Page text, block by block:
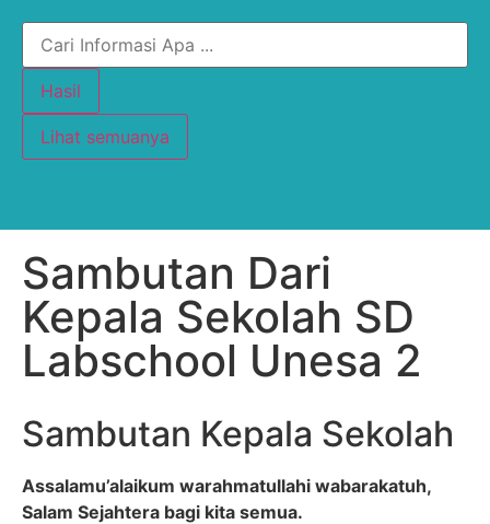
Hasil
Lihat semuanya
Sambutan Dari
Kepala Sekolah SD
Labschool Unesa 2
Sambutan Kepala Sekolah
Assalamu’alaikum warahmatullahi wabarakatuh,
Salam Sejahtera bagi kita semua.